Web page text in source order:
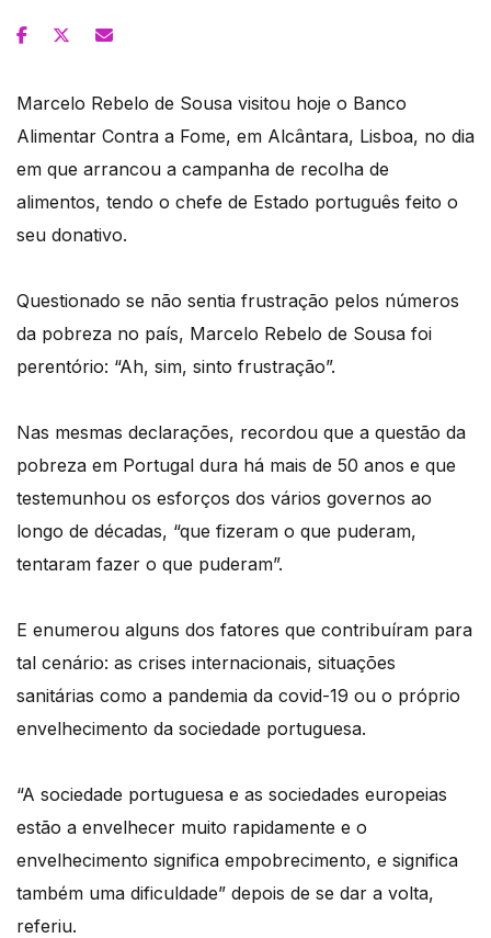
Marcelo Rebelo de Sousa visitou hoje o Banco
Alimentar Contra a Fome, em Alcântara, Lisboa, no dia
em que arrancou a campanha de recolha de
alimentos, tendo o chefe de Estado português feito o
seu donativo.
Questionado se não sentia frustração pelos números
da pobreza no país, Marcelo Rebelo de Sousa foi
perentório: “Ah, sim, sinto frustração”.
Nas mesmas declarações, recordou que a questão da
pobreza em Portugal dura há mais de 50 anos e que
testemunhou os esforços dos vários governos ao
longo de décadas, “que fizeram o que puderam,
tentaram fazer o que puderam”.
E enumerou alguns dos fatores que contribuíram para
tal cenário: as crises internacionais, situações
sanitárias como a pandemia da covid-19 ou o próprio
envelhecimento da sociedade portuguesa.
“A sociedade portuguesa e as sociedades europeias
estão a envelhecer muito rapidamente e o
envelhecimento significa empobrecimento, e significa
também uma dificuldade” depois de se dar a volta,
referiu.